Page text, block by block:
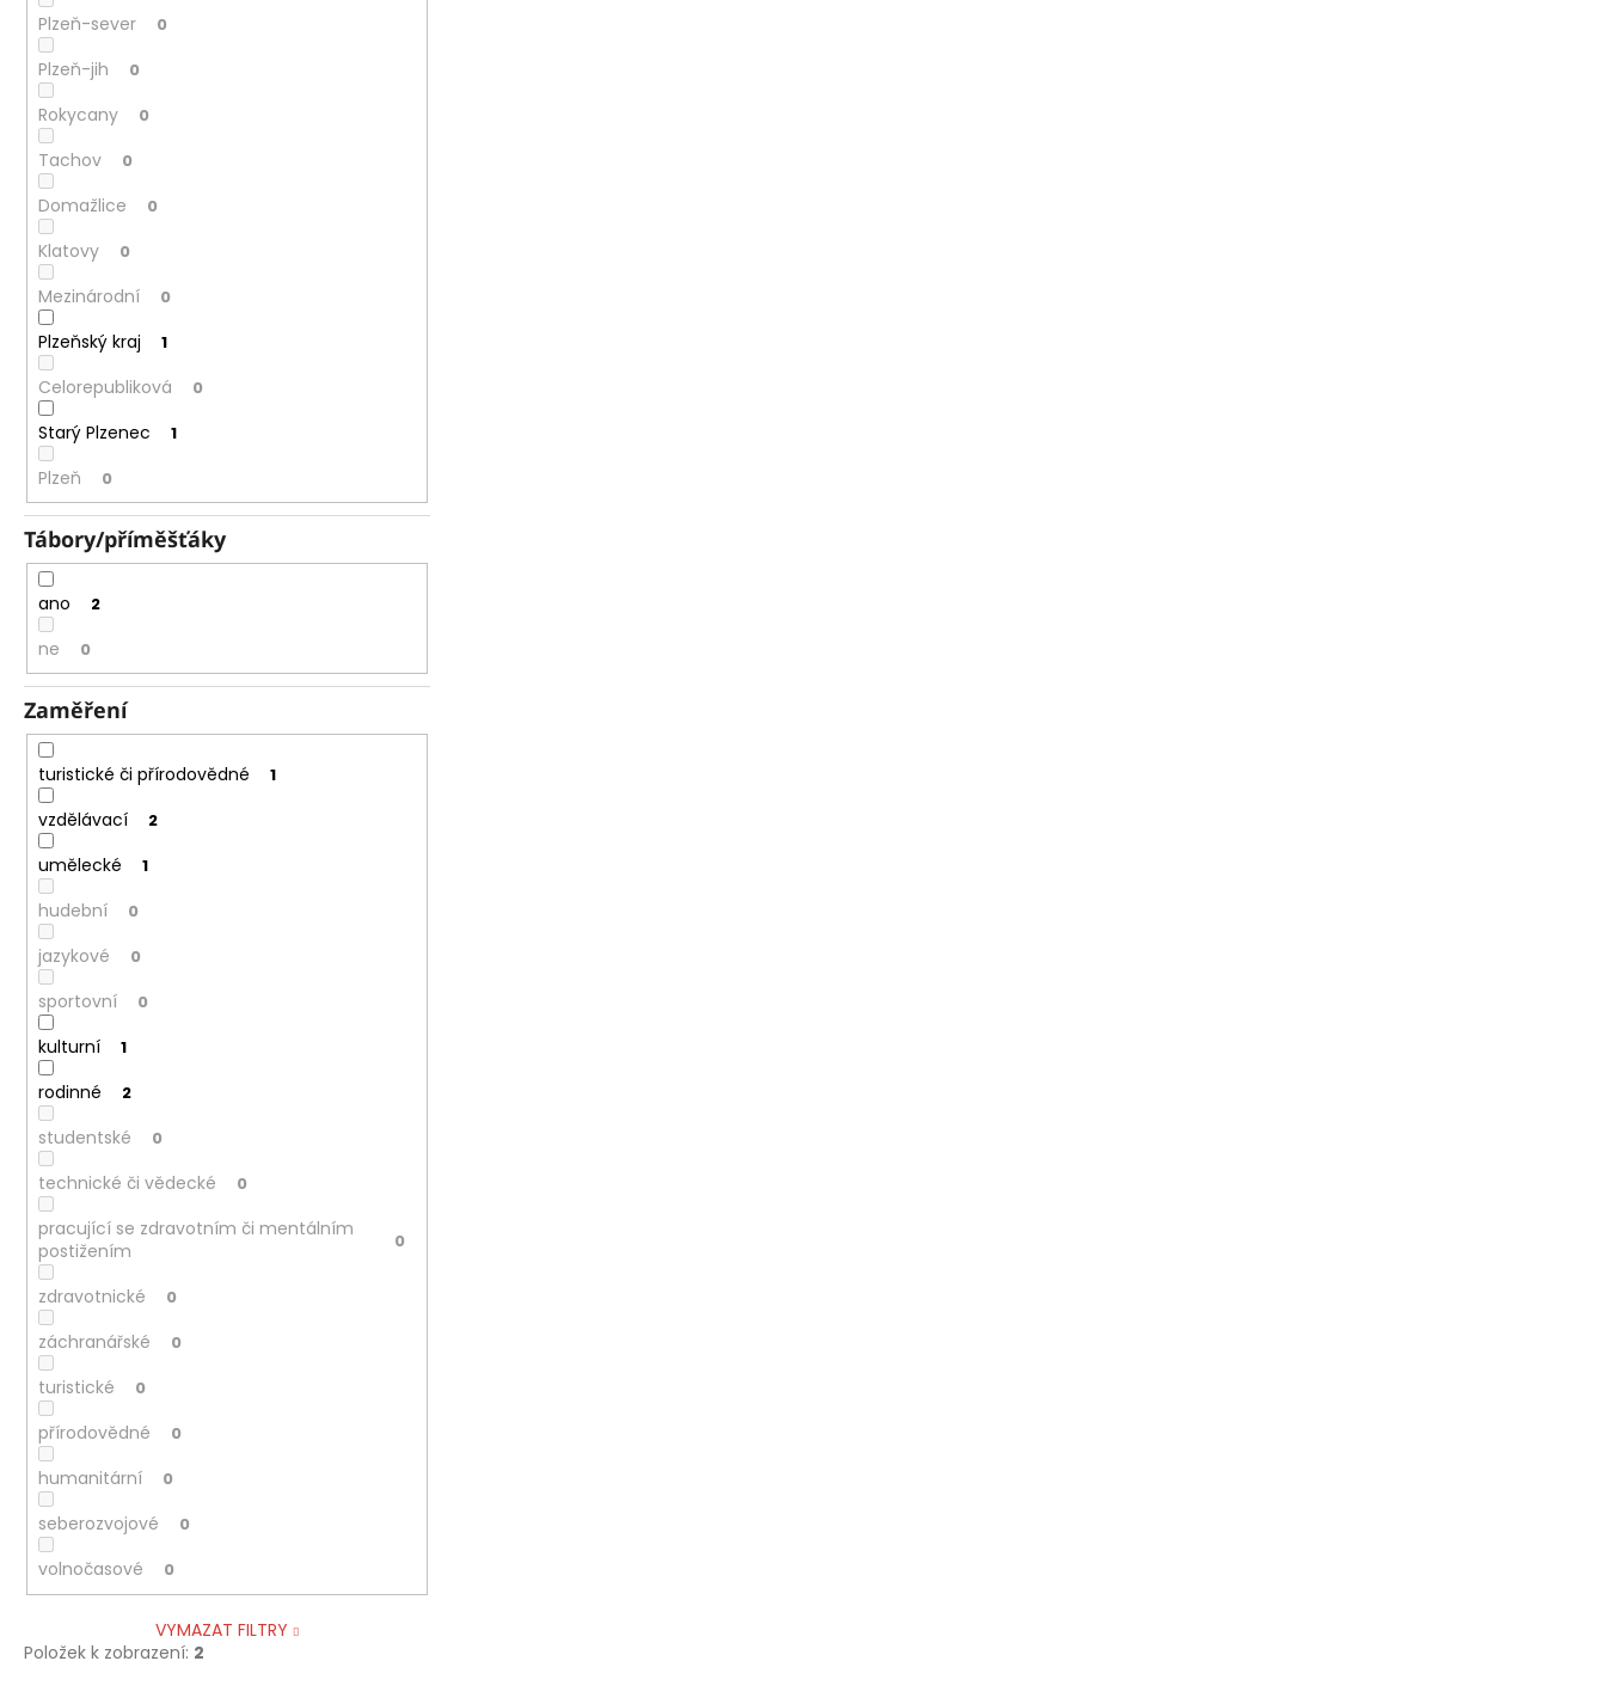
Plzeň-sever 0
Plzeň-jih 0
Rokycany 0
Tachov 0
Domažlice 0
Klatovy 0
Mezinárodní 0
Plzeňský kraj 1
Celorepubliková 0
Starý Plzenec 1
Plzeň 0
Tábory/příměšťáky
ano 2
ne 0
Zaměření
turistické či přírodovědné 1
vzdělávací 2
umělecké 1
hudební 0
jazykové 0
sportovní 0
kulturní 1
rodinné 2
studentské 0
technické či vědecké 0
pracující se zdravotním či mentálním
postižením
0
zdravotnické 0
záchranářské 0
turistické 0
přírodovědné 0
humanitární 0
seberozvojové 0
volnočasové 0
VYMAZAT FILTRY
Položek k zobrazení: 2